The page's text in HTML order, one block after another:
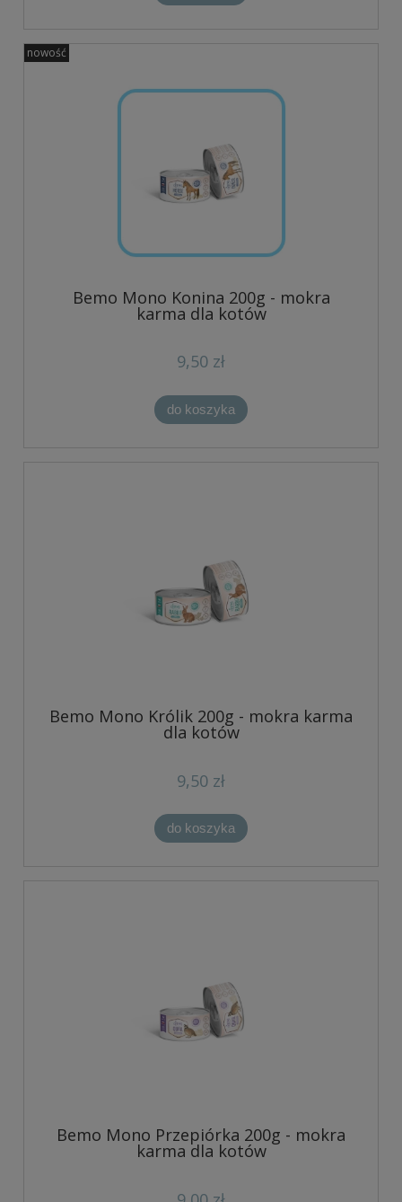
Bemo Mono Konina 200g - mokra
karma dla kotów
9,50 zł
do koszyka
nowość
Bemo Mono Królik 200g - mokra karma
dla kotów
9,50 zł
do koszyka
Bemo Mono Przepiórka 200g - mokra
karma dla kotów